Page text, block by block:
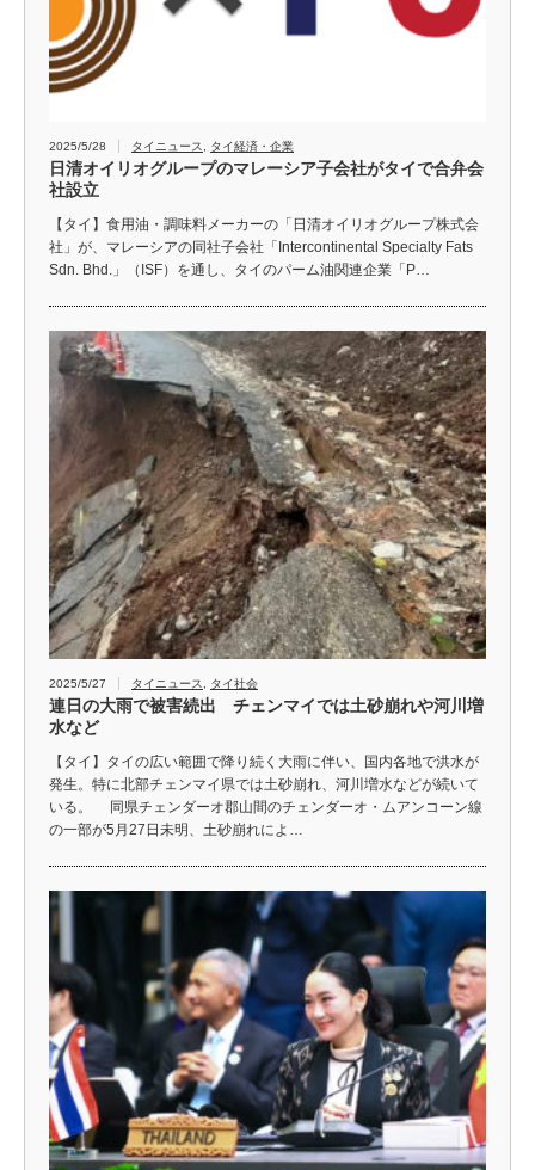
2025/5/28 タイニュース タイ経済・企業
日清オイリオグループのマレーシア子会社がタイで合弁会
社設立
【タイ】食用油・調味料メーカーの「日清オイリオグループ株式会
社」が、マレーシアの同社子会社「Intercontinental Specialty Fats
Sdn. Bhd.」（ISF）を通し、タイのパーム油関連企業「P…
2025/5/27 タイニュース タイ社会
連日の大雨で被害続出 チェンマイでは土砂崩れや河川増
水など
【タイ】タイの広い範囲で降り続く大雨に伴い、国内各地で洪水が
発生。特に北部チェンマイ県では土砂崩れ、河川増水などが続いて
いる。 同県チェンダーオ郡山間のチェンダーオ・ムアンコーン線
の一部が5月27日未明、土砂崩れによ…